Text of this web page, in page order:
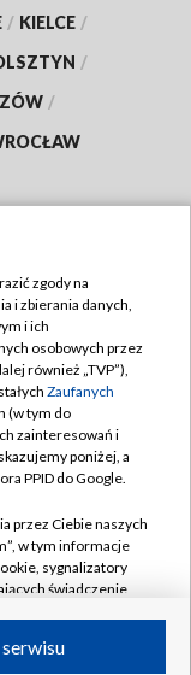
/ KIELCE /
/
/
zgody na
i zbierania danych,
i ich
osobowych przez
również „TVP”),
Zaufanych
(w tym do
zainteresowań i
poniżej, a
PPID do Google.
przez Ciebie naszych
w tym informacje
sygnalizatory
świadczenie